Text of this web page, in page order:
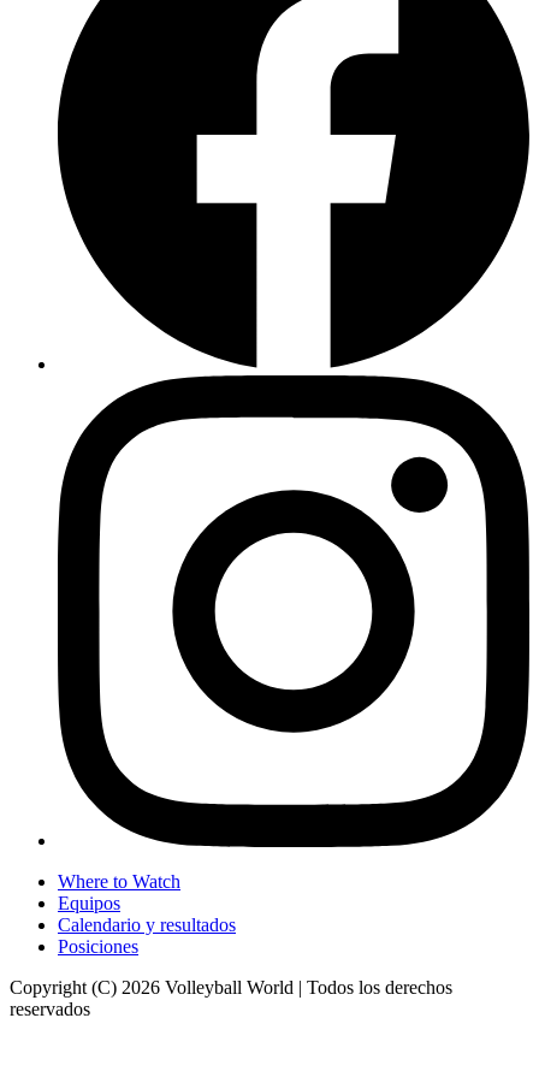
Where to Watch
Equipos
Calendario y resultados
Posiciones
Copyright (C) 2026 Volleyball World | Todos los derechos
reservados